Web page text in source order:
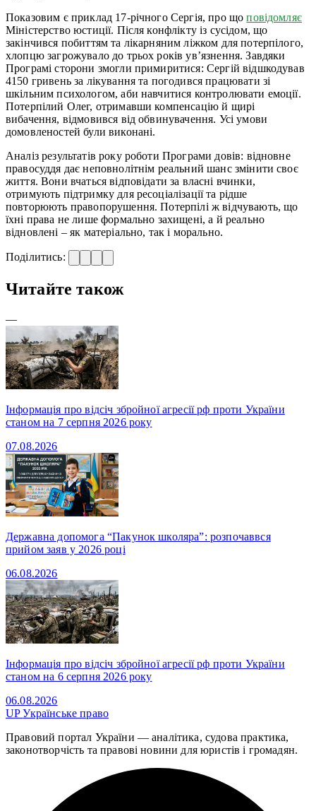
Показовим є приклад 17-річного Сергія, про щоповідомляє
Міністерство юстиції. Після конфлікту із сусідом, що
закінчився побиттям та лікарняним ліжком для потерпілого,
хлопцю загрожувало до трьох років ув’язнення. Завдяки
Програмі сторони змогли примиритися: Сергій відшкодував
4150 гривень за лікування та погодився працювати зі
шкільним психологом, аби навчитися контролювати емоції.
Потерпілий Олег, отримавши компенсацію й щирі
вибачення, відмовився від обвинувачення. Усі умови
домовленостей були виконані.
Аналіз результатів року роботи Програми довів: відновне
правосуддя дає неповнолітнім реальний шанс змінити своє
життя. Вони вчаться відповідати за власні вчинки,
отримують підтримку для ресоціалізації та рідше
повторюють правопорушення. Потерпілі ж відчувають, що
їхні права не лише формально захищені, а й реально
відновлені – як матеріально, так і морально.
Поділитись:
Читайте також
—
Інформація про відсіч збройної агресії рф проти України
станом на 7 серпня 2026 року
07.08.2026
Державна допомога “Пакунок школяра”: розпочаввся
прийом заяв у 2026 році
06.08.2026
Інформація про відсіч збройної агресії рф проти України
станом на 6 серпня 2026 року
06.08.2026
UPУкраїнське право
Правовий портал України — аналітика, судова практика,
законотворчість та правові новини для юристів і громадян.